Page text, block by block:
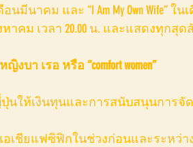
ดือนมีนาคม และ “I Am My Own
าคม เวลา 20.00 น. และแสดงทุกสุดสั
งบา เรอ หรือ “comfort women”
นให้เงินทุนและการสนับสนุนการจั
อเชียแฟซิฟิกในช่วงก่อนและระหว่า